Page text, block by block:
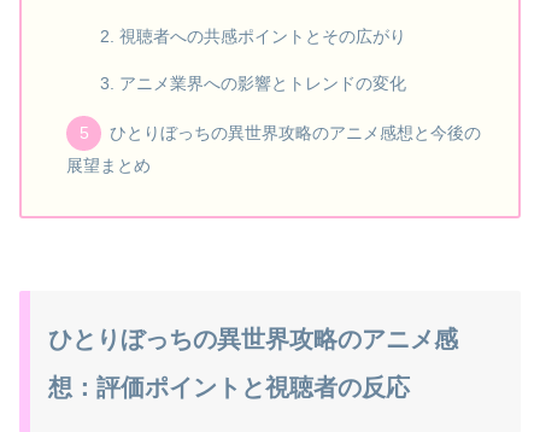
視聴者への共感ポイントとその広がり
アニメ業界への影響とトレンドの変化
ひとりぼっちの異世界攻略のアニメ感想と今後の
展望まとめ
ひとりぼっちの異世界攻略のアニメ感
想：評価ポイントと視聴者の反応